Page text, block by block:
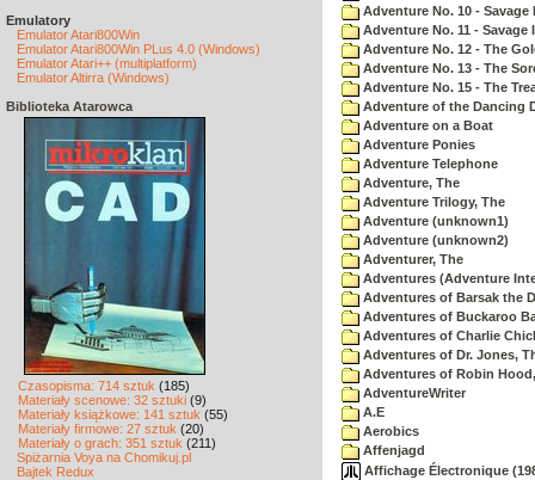
Emulatory
Emulator Atari800Win
Emulator Atari800Win PLus 4.0 (Windows)
Emulator Atari++ (multiplatform)
Emulator Altirra (Windows)
Biblioteka Atarowca
Czasopisma: 714 sztuk (185)
Materiały scenowe: 32 sztuki (9)
Materiały książkowe: 141 sztuk (55)
Materiały firmowe: 27 sztuk (20)
Materiały o grach: 351 sztuk (211)
Spiżarnia Voya na Chomikuj.pl
Bajtek Redux
Adventure No. 10 - Savage
Adventure No. 11 - Savage
Adventure No. 12 - The
Adventure No. 13 - The
Adventure No. 15 - The
Adventure of the Dancing
Adventure on a Boat
Adventure Ponies
Adventure Telephone
Adventure, The
Adventure Trilogy, The
Adventure (unknown1)
Adventure (unknown2)
Adventurer, The
Adventures (Adventure
Adventures of Barsak the
Adventures of Buckaroo
Adventures of Charlie
Adventures of Dr. Jones,
Adventures of Robin
AdventureWriter
A.E
Aerobics
Affenjagd
Affichage Électronique